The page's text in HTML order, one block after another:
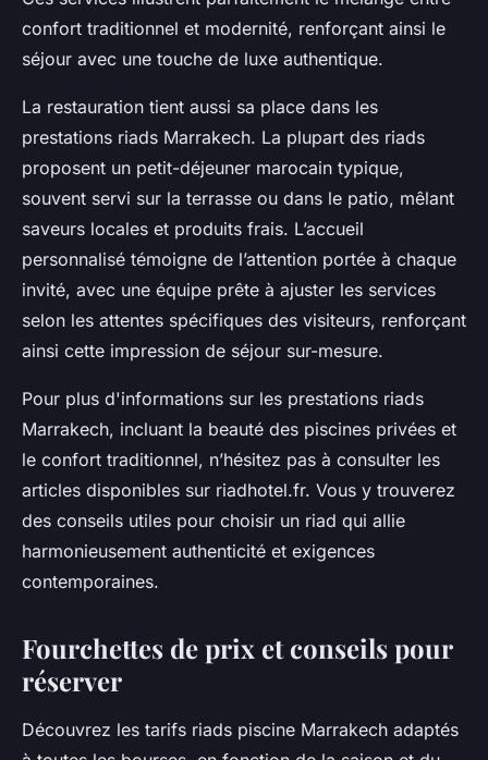
confort traditionnel et modernité, renforçant ainsi le
séjour avec une touche de luxe authentique.
La restauration tient aussi sa place dans les
prestations riads Marrakech. La plupart des riads
proposent un petit-déjeuner marocain typique,
souvent servi sur la terrasse ou dans le patio, mêlant
saveurs locales et produits frais. L’accueil
personnalisé témoigne de l’attention portée à chaque
invité, avec une équipe prête à ajuster les services
selon les attentes spécifiques des visiteurs, renforçant
ainsi cette impression de séjour sur-mesure.
Pour plus d'informations sur les prestations riads
Marrakech, incluant la beauté des piscines privées et
le confort traditionnel, n’hésitez pas à consulter les
articles disponibles sur riadhotel.fr. Vous y trouverez
des conseils utiles pour choisir un riad qui allie
harmonieusement authenticité et exigences
contemporaines.
Fourchettes de prix et conseils pour
réserver
Découvrez les tarifs riads piscine Marrakech adaptés